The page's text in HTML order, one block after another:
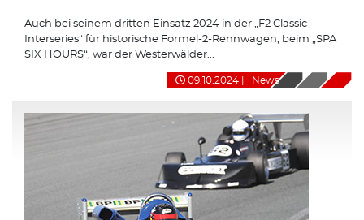
Auch bei seinem dritten Einsatz 2024 in der „F2 Classic
Interseries“ für historische Formel-2-Rennwagen, beim „SPA
SIX HOURS“, war der Westerwälder...
09.10.2024 News